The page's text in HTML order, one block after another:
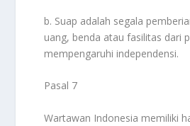
b. Suap adalah segala
uang, benda atau fasilitas dari
mempengaruhi independensi.
Pasal 7
Wartawan Indonesia memiliki